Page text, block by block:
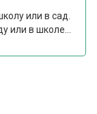
или в сад.
или в школе...